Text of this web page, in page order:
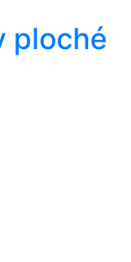
ploché